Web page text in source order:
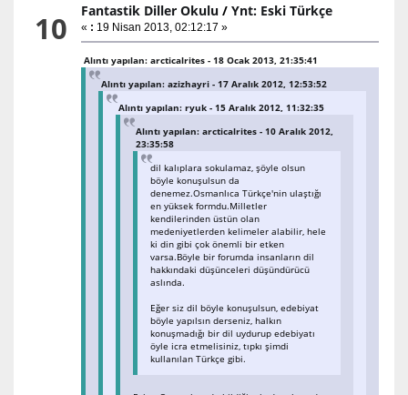
10 Fantastik Diller Okulu /Ynt: Eski Türkçe
« : 19 Nisan 2013, 02:12:17 »
Alıntı yapılan: arcticalrites - 18 Ocak 2013, 21:35:41
Alıntı yapılan: azizhayri - 17 Aralık 2012, 12:53:52
Alıntı yapılan: ryuk - 15 Aralık 2012, 11:32:35
Alıntı yapılan: arcticalrites - 10 Aralık 2012,
23:35:58
dil kalıplara sokulamaz, şöyle olsun
böyle konuşulsun da
denemez.Osmanlıca Türkçe'nin ulaştığı
en yüksek formdu.Milletler
kendilerinden üstün olan
medeniyetlerden kelimeler alabilir, hele
ki din gibi çok önemli bir etken
varsa.Böyle bir forumda insanların dil
hakkındaki düşünceleri düşündürücü
aslında.
Eğer siz dil böyle konuşulsun, edebiyat
böyle yapılsın derseniz, halkın
konuşmadığı bir dil uydurup edebiyatı
öyle icra etmelisiniz, tıpkı şimdi
kullanılan Türkçe gibi.